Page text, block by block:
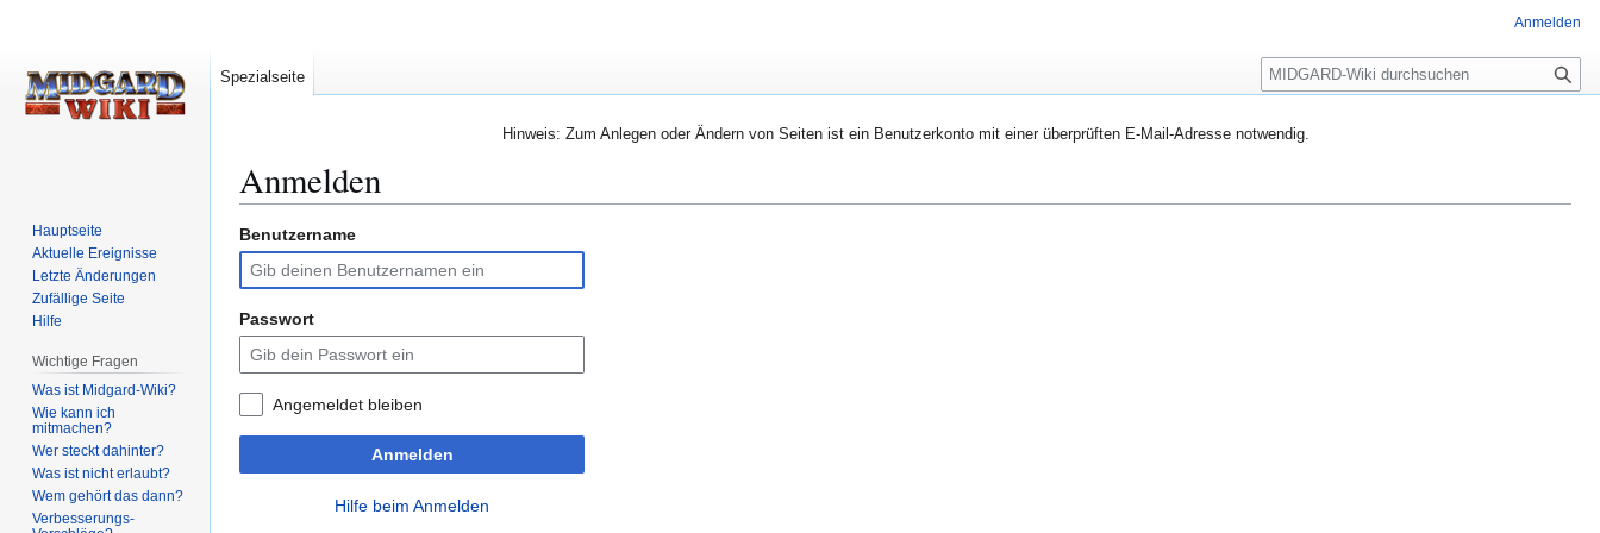
Hinweis: Zum Anlegen oder Ändern von Seiten ist ein Benutzerkonto mit einer überprüften E-Mail-Adresse notwendig.
Anmelden
Zur
Navigation
springen
Zur
Suche
springen
Benutzername
Passwort
Angemeldet bleiben
Anmelden
Hilfe beim Anmelden
Anmelden
Spezialseite
S
u
h
Hauptseite
Aktuelle Ereignisse
Letzte Änderungen
Zufällige Seite
Hilfe
Wichtige Fragen
Was ist Midgard-Wiki?
Wie kann ich
mitmachen?
Wer steckt dahinter?
Was ist nicht erlaubt?
Wem gehört das dann?
Verbesserungs-